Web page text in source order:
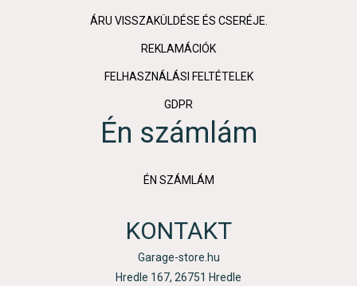
ÁRU VISSZAKÜLDÉSE ÉS CSERÉJE.
REKLAMÁCIÓK
FELHASZNÁLÁSI FELTÉTELEK
GDPR
Én számlám
ÉN SZÁMLÁM
KONTAKT
Garage-store.hu
Hredle 167, 26751 Hredle